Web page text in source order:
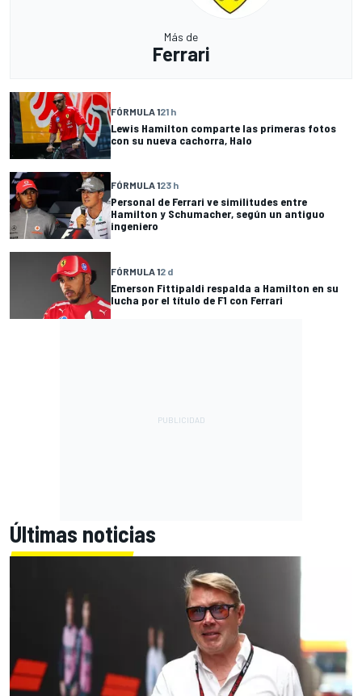
Más de
Ferrari
FÓRMULA 121 h
Lewis Hamilton comparte las primeras fotos
con su nueva cachorra, Halo
FÓRMULA 123 h
Personal de Ferrari ve similitudes entre
Hamilton y Schumacher, según un antiguo
ingeniero
FÓRMULA 12 d
Emerson Fittipaldi respalda a Hamilton en su
lucha por el título de F1 con Ferrari
Últimas noticias